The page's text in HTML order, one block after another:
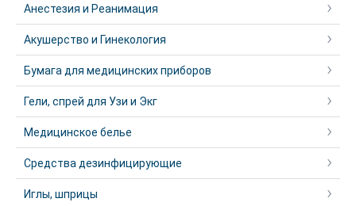
Анестезия и Реанимация
Акушерство и Гинекология
Бумага для медицинских приборов
Гели, спрей для Узи и Экг
Медицинское белье
Средства дезинфицирующие
Иглы, шприцы